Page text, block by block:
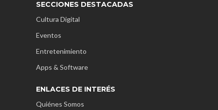
SECCIONES DESTACADAS
Cultura Digital
Eventos
Entretenimiento
Apps & Software
ENLACES DE INTERÉS
Quiénes Somos